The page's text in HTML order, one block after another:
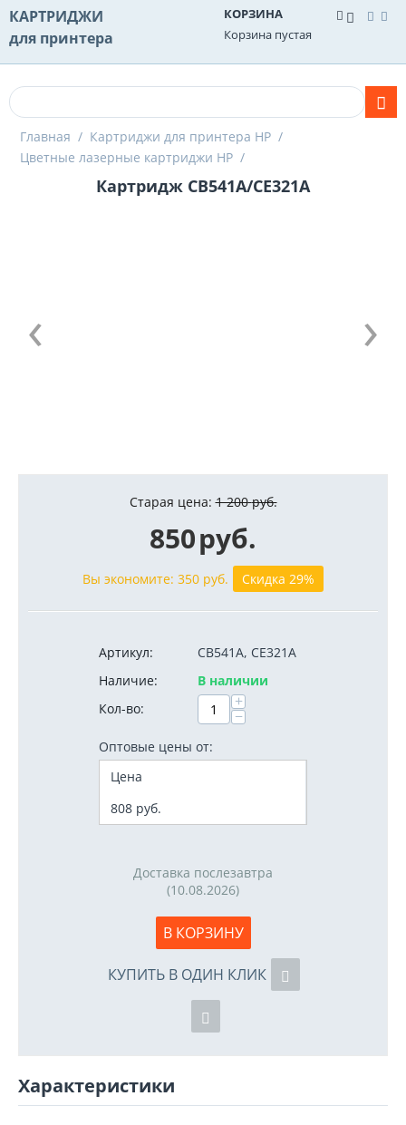
КАРТРИДЖИ
для принтера
КОРЗИНА
Корзина пустая
Главная / Картриджи для принтера HP /
Цветные лазерные картриджи HP /
Картридж CB541A/CE321A
Старая цена: 1 200 руб.
850руб.
Вы экономите: 350 руб. Скидка 29%
Артикул:
CB541A, CE321A
Наличие:
В наличии
Кол-во:
+
−
Оптовые цены от:
Цена
808 руб.
Доставка послезавтра
(10.08.2026)
В КОРЗИНУ
КУПИТЬ В ОДИН КЛИК
Характеристики